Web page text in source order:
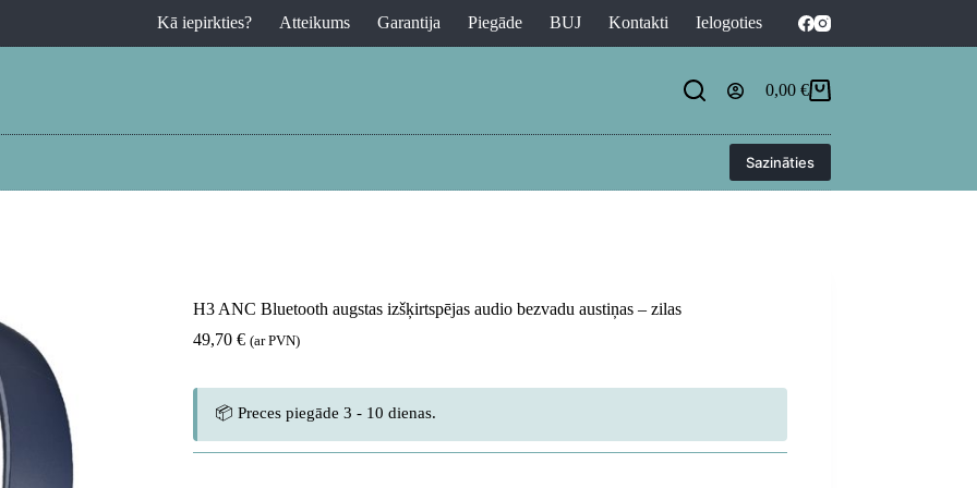
Kā iepirkties? Atteikums Garantija Piegāde BUJ Kontakti Ielogoties
Shopping
0,00 €
Sazināties
H3 ANC Bluetooth augstas izšķirtspējas audio bezvadu austiņas – zilas
49,70 € (ar PVN)
📦 Preces piegāde 3 - 10 dienas.